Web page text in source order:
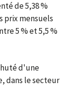
de 5,38 %
prix mensuels
5 % et 5,5 %
d'une
dans le secteur